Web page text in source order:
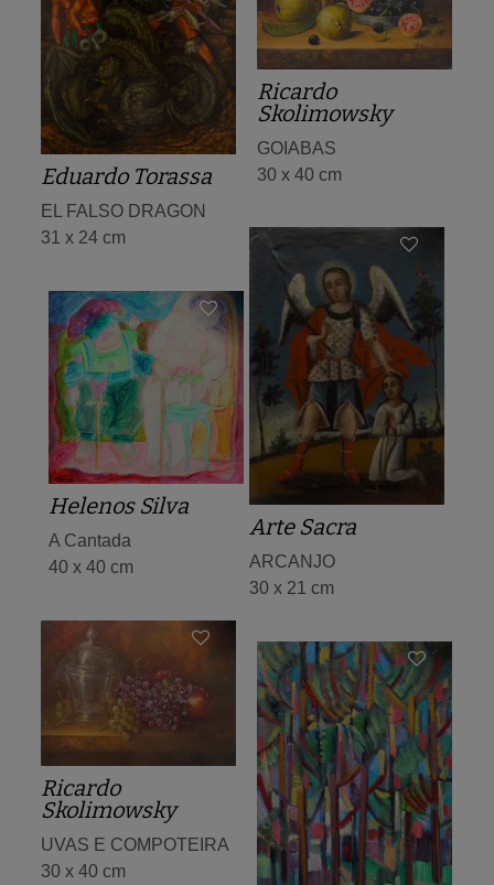
Eduardo Torassa
EL FALSO DRAGON
31 x 24 cm
Ricardo
Skolimowsky
GOIABAS
30 x 40 cm
Arte Sacra
ARCANJO
30 x 21 cm
Helenos Silva
A Cantada
40 x 40 cm
Ricardo
Skolimowsky
UVAS E COMPOTEIRA
30 x 40 cm